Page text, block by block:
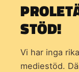
STÖD!
Vi har inga
mediestöd.